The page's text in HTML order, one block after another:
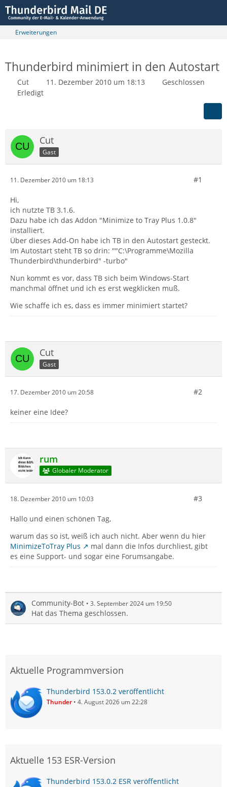
Erweiterungen
Thunderbird minimiert in den Autostart
Cut 11. Dezember 2010 um 18:13
Geschlossen
Erledigt
Cut
Gast
11. Dezember 2010 um 18:13 #1
Hi,
ich nutzte TB 3.1.6.
Dazu habe ich das Addon "Minimize to Tray Plus 1.0.8"
installiert.
Über dieses Add-On habe ich TB in den Autostart gesteckt.
Im Autostart steht TB so drin: ""C:\Programme\Mozilla
Thunderbird\thunderbird" -turbo"
Nun kommt es vor, dass TB sich beim Windows-Start
manchmal öffnet und ich es erst wegklicken muß.
Wie schaffe ich es, dass es immer minimiert startet?
Cut
Gast
17. Dezember 2010 um 20:58 #2
keiner eine Idee?
rum
Globaler Moderator
18. Dezember 2010 um 10:03 #3
Hallo und einen schönen Tag,
warum das so ist, weiß ich auch nicht. Aber wenn du hier
MinimizeToTray Plus
mal dann die Infos durchliest, gibt
es eine Support- und sogar eine Forumsangabe.
Community-Bot 3. September 2024 um 19:50
Hat das Thema geschlossen.
Aktuelle Programmversion
Thunderbird 153.0.2 veröffentlicht
Thunder 4. August 2026 um 22:28
Aktuelle 153 ESR-Version
Thunderbird 153.0.2 ESR veröffentlicht